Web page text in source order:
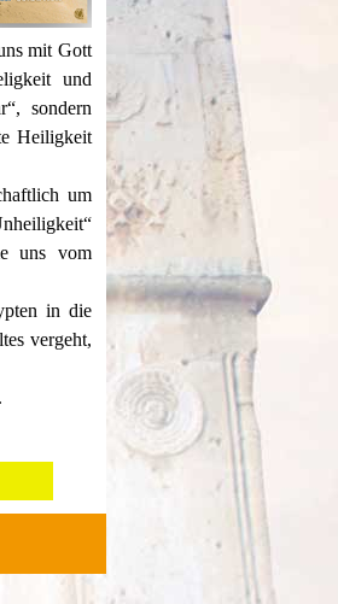
mit Gott
und
sondern
Heiligkeit
um
uns vom
in die
vergeht,
.